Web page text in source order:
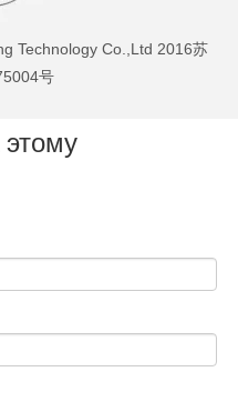
Technology Co.,Ltd 2016苏
号